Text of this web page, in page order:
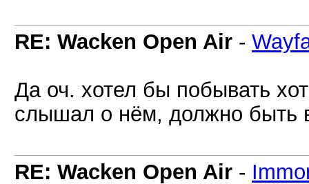
RE: Wacken Open Air -
Да оч. хотел бы побывать
слышал о нём, должно быть
RE: Wacken Open Air -